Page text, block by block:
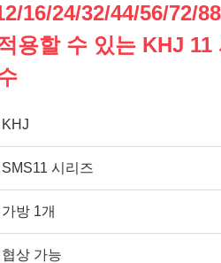
16/24/32/44/56/72/
용할 수 있는 KHJ 11
KHJ
SMS11 시리즈
가방 1개
협상 가능